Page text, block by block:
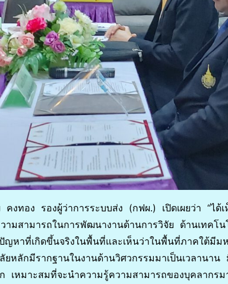
คงทอง รองผู้ว่าการระบบส่ง (กฟผ.) เปิดเผยว่า “ไ
ามสามารถในการพัฒนางานด้านการวิจัย ด้านเทคโ
ญหาที่เกิดขึ้นจริงในพื้นที่และเห็นว่าในพื้นที่ภาคใต้มี
ยหลักมีรากฐานในงานด้านวิศวกรรมมาเป็นเวลาน
เหมาะสมที่จะนำความรู้ความสามารถของบุคลากร